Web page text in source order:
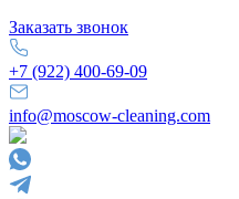
Заказать звонок
+7 (922) 400-69-09
info@moscow-cleaning.com